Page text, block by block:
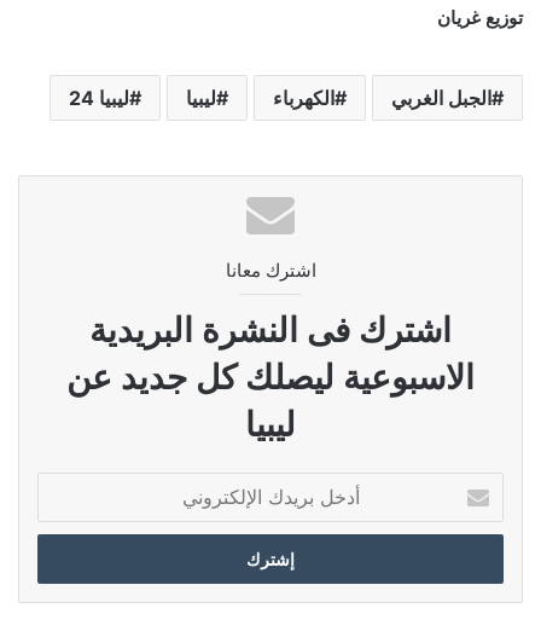
توزيع غريان
الجبل الغربي الكهرباء ليبيا ليبيا 24
اشترك معانا
اشترك فى النشرة البريدية
الاسبوعية ليصلك كل جديد عن
ليبيا
بريدك
الإلكتروني